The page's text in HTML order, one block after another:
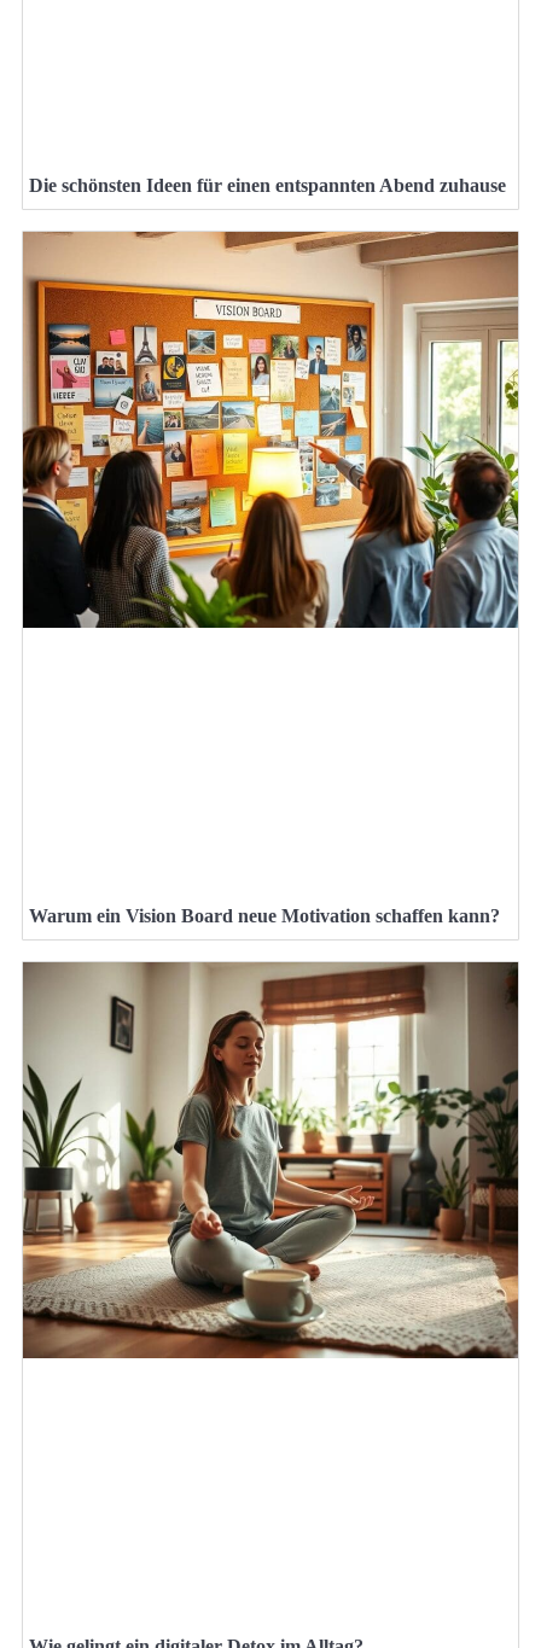
Die schönsten Ideen für einen entspannten Abend zuhause
Warum ein Vision Board neue Motivation schaffen kann?